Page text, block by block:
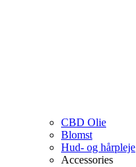
CBD Olie
Blomst
Hud- og hårpleje
Accessories